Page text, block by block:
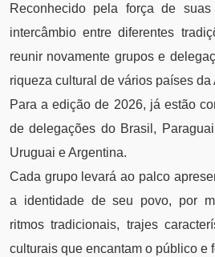
Reconhecido pela força de
intercâmbio entre diferentes
reunir novamente grupos e
riqueza cultural de vários países da
Para a edição de 2026, já estão
de delegações do Brasil,
Uruguai e Argentina.
Cada grupo levará ao palco
a identidade de seu povo, por
ritmos tradicionais, trajes
culturais que encantam o público e